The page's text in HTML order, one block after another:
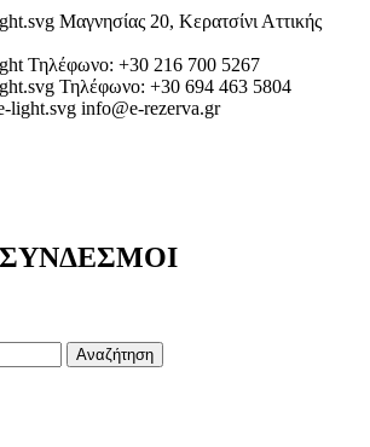
Μαγνησίας 20, Κερατσίνι Αττικής
Τηλέφωνο: +30 216 700 5267
Τηλέφωνο: +30 694 463 5804
info@e-rezerva.gr
Αναζήτηση